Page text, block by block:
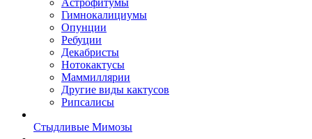
Астрофитумы
Гимнокалициумы
Опунции
Ребуции
Декабристы
Нотокактусы
Маммиллярии
Другие виды кактусов
Рипсалисы
Стыдливые Мимозы